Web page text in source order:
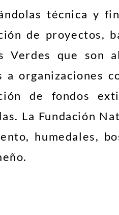
técnica y
de proyectos,
Verdes que son
organizaciones
de fondos
La Fundación
humedales,